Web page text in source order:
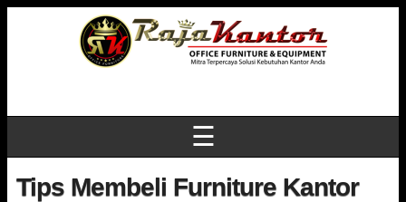
☰
Tips Membeli Furniture Kantor